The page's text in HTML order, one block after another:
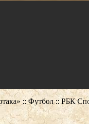
:: Футбол :: РБК